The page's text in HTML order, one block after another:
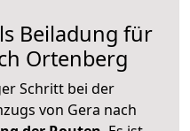
Beiladung für
Ortenberg
Schritt bei der
von Gera nach